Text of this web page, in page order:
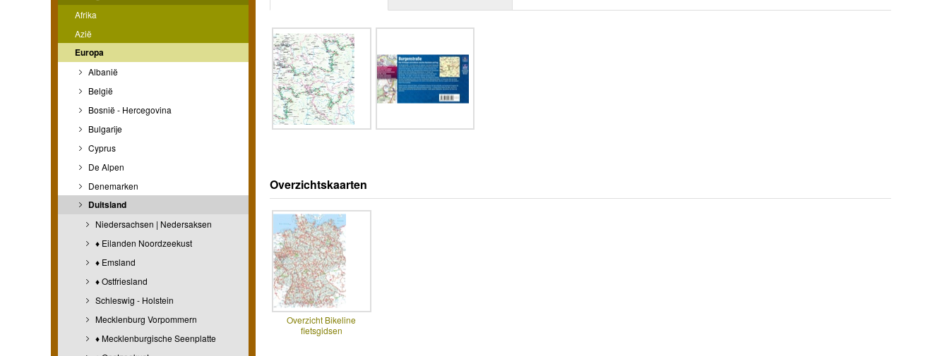
Afrika
Azië
Europa
Albanië
België
Bosnië - Hercegovina
Bulgarije
Cyprus
De Alpen
Denemarken
Duitsland
Niedersachsen | Nedersaksen
♦ Eilanden Noordzeekust
♦ Emsland
♦ Ostfriesland
Schleswig - Holstein
Mecklenburg Vorpommern
♦ Mecklenburgische Seenplatte
Overzichtskaarten
Overzicht Bikeline
fietsgidsen